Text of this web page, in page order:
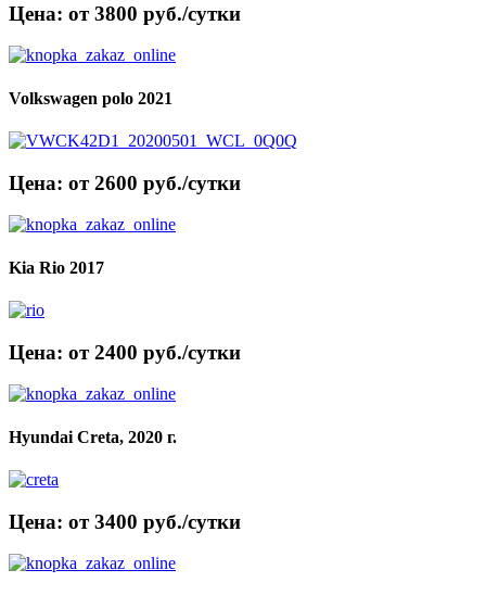
Цена: от 3800 руб./сутки
Volkswagen polo 2021
Цена: от 2600 руб./сутки
Kia Rio 2017
Цена: от 2400 руб./сутки
Hyundai Creta, 2020 г.
Цена: от 3400 руб./сутки